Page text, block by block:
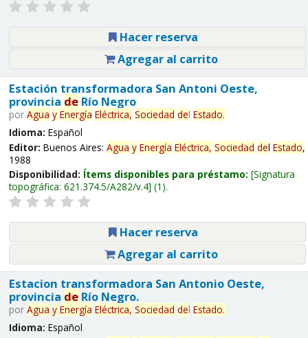
Hacer reserva
Agregar al carrito
Estación transformadora San Antoni Oeste,
provincia deRío Negro
por Agua y Energía Eléctrica, Sociedad del Estado.
Idioma: Español
Editor: Buenos Aires: Agua y Energía Eléctrica, Sociedad del Estado,
1988
Disponibilidad: Ítems disponibles para préstamo: Signatura
topográfica: 621.374.5/A282/v.4 (1).
Hacer reserva
Agregar al carrito
Estacion transformadora San Antonio Oeste,
provincia deRío Negro.
por Agua y Energía Eléctrica, Sociedad del Estado.
Idioma: Español